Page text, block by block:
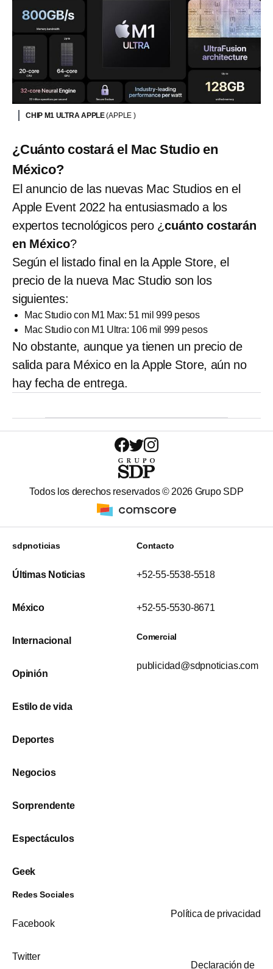
CHIP M1 ULTRA APPLE(APPLE )
¿Cuánto costará el Mac Studio en
México?
El anuncio de las nuevas Mac Studios en el
Apple Event 2022 ha entusiasmado a los
expertos tecnológicos pero ¿cuánto costarán
en México?
Según el listado final en la Apple Store, el
precio de la nueva Mac Studio son los
siguientes:
Mac Studio con M1 Max: 51 mil 999 pesos
Mac Studio con M1 Ultra: 106 mil 999 pesos
No obstante, aunque ya tienen un precio de
salida para México en la Apple Store, aún no
hay fecha de entrega.
Todos los derechos reservados © 2026 Grupo SDP
sdpnoticias
Últimas Noticias
México
Internacional
Opinión
Estilo de vida
Deportes
Negocios
Sorprendente
Espectáculos
Geek
Contacto
+52-55-5538-5518
+52-55-5530-8671
Comercial
publicidad@sdpnoticias.com
Redes Sociales
Facebook
Twitter
Política de privacidad
Declaración de